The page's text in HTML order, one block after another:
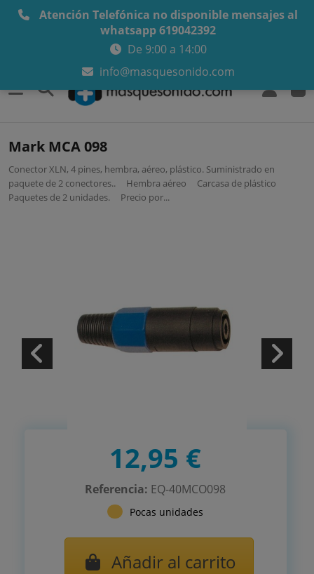
Atención Telefónica no disponible mensajes al
whatsapp 619042392
De 9:00 a 14:00
info@masquesonido.com
Mark MCA 098
Conector XLN, 4 pines, hembra, aéreo, plástico. Suministrado en
paquete de 2 conectores.. Hembra aéreo Carcasa de plástico
Paquetes de 2 unidades. Precio por...
12,95 €
Referencia: EQ-40MCO098
Pocas unidades
Añadir al carrito